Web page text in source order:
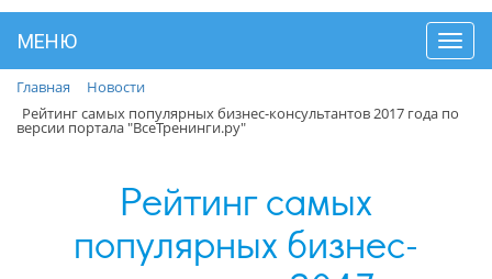
МЕНЮ
Главная
Новости
Рейтинг самых популярных бизнес-консультантов 2017 года по
версии портала "ВсеТренинги.ру"
Рейтинг самых
популярных бизнес-